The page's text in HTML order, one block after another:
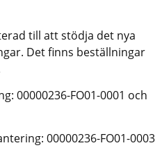
till att stödja det nya
Det finns beställningar
00000236-FO01-0001 och
00000236-FO01-0003